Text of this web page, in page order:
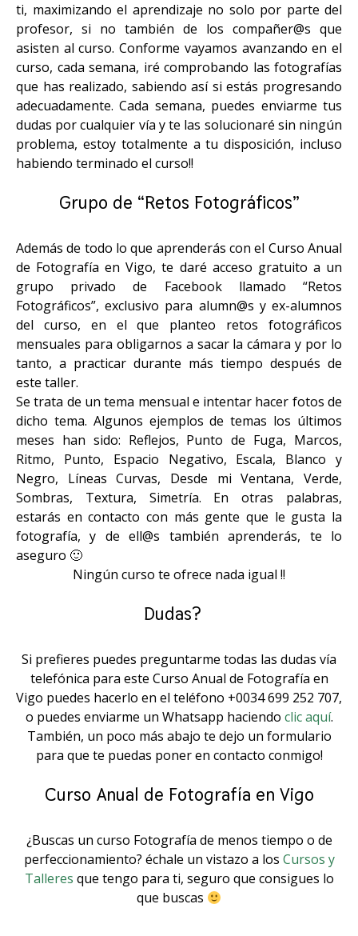
ti, maximizando el aprendizaje no solo por parte del
profesor, si no también de los compañer@s que
asisten al curso. Conforme vayamos avanzando en el
curso, cada semana, iré comprobando las fotografías
que has realizado, sabiendo así si estás progresando
adecuadamente. Cada semana, puedes enviarme tus
dudas por cualquier vía y te las solucionaré sin ningún
problema, estoy totalmente a tu disposición, incluso
habiendo terminado el curso!!
Grupo de “Retos Fotográficos”
Además de todo lo que aprenderás con el Curso Anual
de Fotografía en Vigo, te daré acceso gratuito a un
grupo privado de Facebook llamado “Retos
Fotográficos”, exclusivo para alumn@s y ex-alumnos
del curso, en el que planteo retos fotográficos
mensuales para obligarnos a sacar la cámara y por lo
tanto, a practicar durante más tiempo después de
este taller.
Se trata de un tema mensual e intentar hacer fotos de
dicho tema. Algunos ejemplos de temas los últimos
meses han sido: Reflejos, Punto de Fuga, Marcos,
Ritmo, Punto, Espacio Negativo, Escala, Blanco y
Negro, Líneas Curvas, Desde mi Ventana, Verde,
Sombras, Textura, Simetría. En otras palabras,
estarás en contacto con más gente que le gusta la
fotografía, y de ell@s también aprenderás, te lo
aseguro 🙂
Ningún curso te ofrece nada igual !!
Dudas?⠀
Si prefieres puedes preguntarme todas las dudas vía
telefónica para este Curso Anual de Fotografía en
Vigo puedes hacerlo en el teléfono +0034 699 252 707,
o puedes enviarme un Whatsapp haciendo clic aquí.
También, un poco más abajo te dejo un formulario
para que te puedas poner en contacto conmigo!
Curso Anual de Fotografía en Vigo
¿Buscas un curso Fotografía de menos tiempo o de
perfeccionamiento? échale un vistazo a los Cursos y
Talleres que tengo para ti, seguro que consigues lo
que buscas